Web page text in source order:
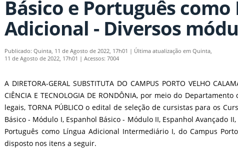
Básico e Português como
Adicional - Diversos
Publicado: Quinta, 11 de Agosto de 2022, 17h01 | Última atualização em Quinta,
11 de Agosto de 2022, 17h01 | Acessos: 7004
A DIRETORA-GERAL SUBSTITUTA DO CAMPUS PORTO VELHO
CIÊNCIA E TECNOLOGIA DE RONDÔNIA, por meio do
legais, TORNA PÚBLICO o edital de seleção de cursistas para os
Básico - Módulo I, Espanhol Básico - Módulo II, Espanhol Avançado
Português como Língua Adicional Intermediário I, do Campus
disposto nos itens a seguir.